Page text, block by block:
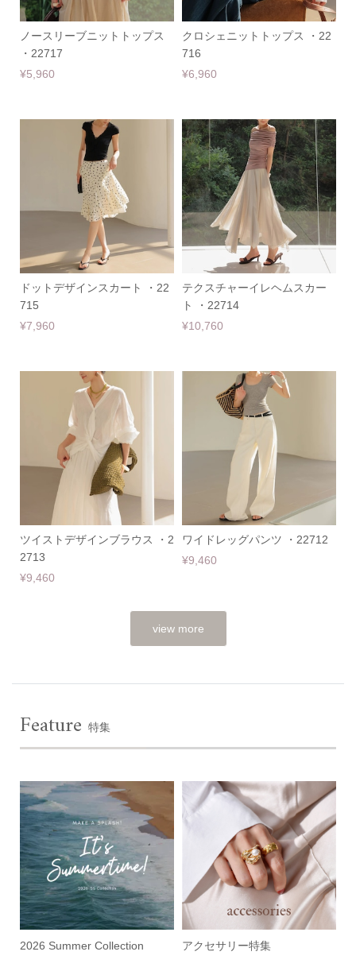
ノースリーブニットトップス
・22717
¥5,960
クロシェニットトップス ・22
716
¥6,960
ドットデザインスカート ・22
715
¥7,960
テクスチャーイレヘムスカー
ト ・22714
¥10,760
ツイストデザインブラウス ・2
2713
¥9,460
ワイドレッグパンツ ・22712
¥9,460
view more
Feature 特集
2026 Summer Collection アクセサリー特集